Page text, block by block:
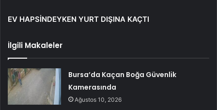
EV HAPSİNDEYKEN YURT DIŞINA KAÇTI
İlgili Makaleler
Bursa’da Kaçan Boğa Güvenlik
Kamerasında
Ağustos 10, 2026